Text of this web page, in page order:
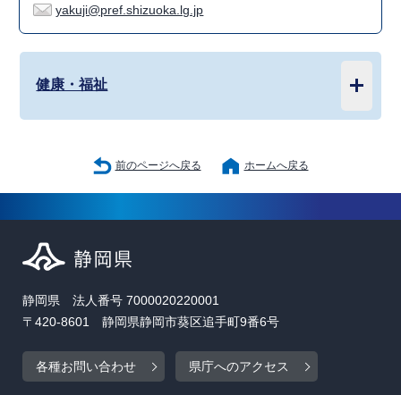
yakuji@pref.shizuoka.lg.jp
健康・福祉
前のページへ戻る ホームへ戻る
静岡県 法人番号 7000020220001
〒420-8601 静岡県静岡市葵区追手町9番6号
各種お問い合わせ 県庁へのアクセス